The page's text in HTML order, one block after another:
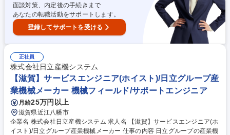
面談対策、内定後の手続きまで
あなたの転職活動をサポートします。
登録してサポートを受ける
正社員
株式会社日立産機システム
【滋賀】サービスエンジニア(ホイスト)/日立グループ産
業機械メーカー 機械フィールド/サポートエンジニア
月給25万円以上
滋賀県近江八幡市
企業名 株式会社日立産機システム 求人名 【滋賀】サービスエンジニア(ホ
イスト)/日立グループ産業機械メーカー 仕事の内容 日立グループの産業機